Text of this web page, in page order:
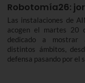
Robotomía26:
Las instalaciones de
acogen el martes 20
dedicado a mostrar
distintos ámbitos,
defensa pasando por el